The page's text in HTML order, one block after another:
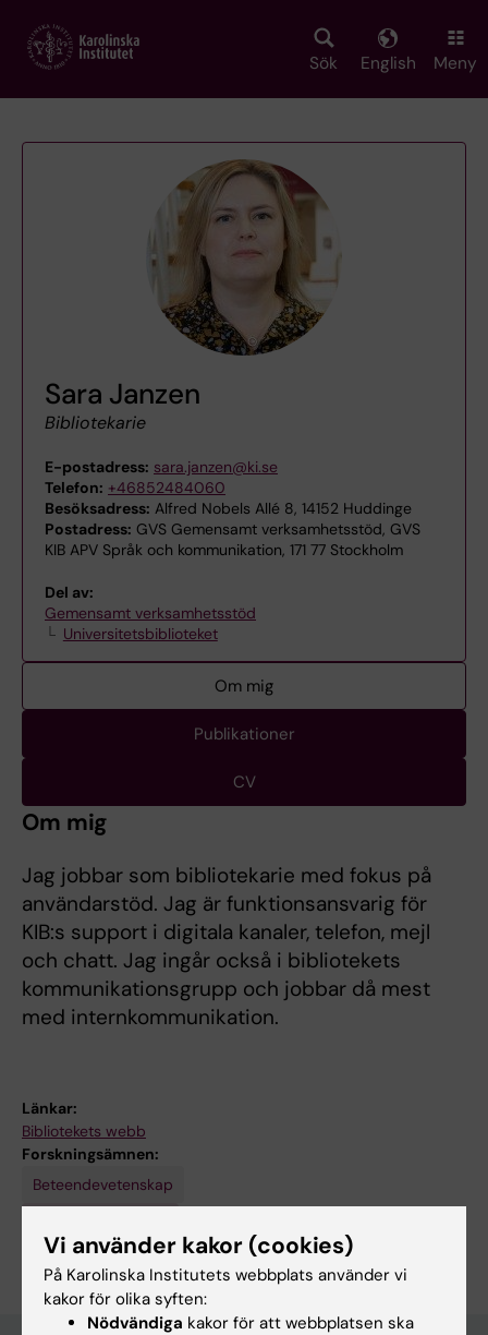
main
Sök English Meny
Sara Janzen
Bibliotekarie
E-postadress: sara.janzen@ki.se
Telefon: +46852484060
Besöksadress: Alfred Nobels Allé 8, 14152 Huddinge
Postadress: GVS Gemensamt verksamhetsstöd, GVS
KIB APV Språk och kommunikation, 171 77 Stockholm
Del av:
Gemensamt verksamhetsstöd
Universitetsbiblioteket
Om mig
Publikationer
CV
Om mig
Jag jobbar som bibliotekarie med fokus på
användarstöd. Jag är funktionsansvarig för
KIB:s support i digitala kanaler, telefon, mejl
och chatt. Jag ingår också i bibliotekets
kommunikationsgrupp och jobbar då mest
med internkommunikation.
Länkar:
Bibliotekets webb
Forskningsämnen:
Beteendevetenskap
Redigera din profil
Vi använder kakor (cookies)
På Karolinska Institutets webbplats använder vi
kakor för olika syften:
Nödvändiga kakor för att webbplatsen ska